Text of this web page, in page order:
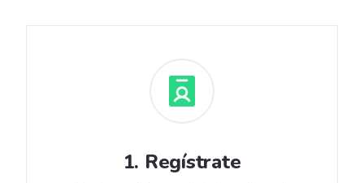
1. Regístrate